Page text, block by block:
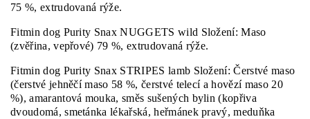
75 %, extrudovaná rýže.
Fitmin dog Purity Snax NUGGETS wild Složení: Maso
(zvěřina, vepřové) 79 %, extrudovaná rýže.
Fitmin dog Purity Snax STRIPES lamb Složení: Čerstvé maso
(čerstvé jehněčí maso 58 %, čerstvé telecí a hovězí maso 20
%), amarantová mouka, směs sušených bylin (kopřiva
dvoudomá, smetánka lékařská, heřmánek pravý, meduňka